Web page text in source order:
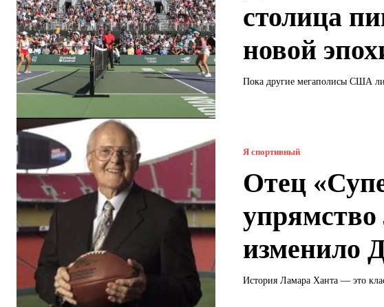
столица
новой
Пока другие мегаполисы США
Я спортивный
Отец
изменило
История Ламара Ханта — это